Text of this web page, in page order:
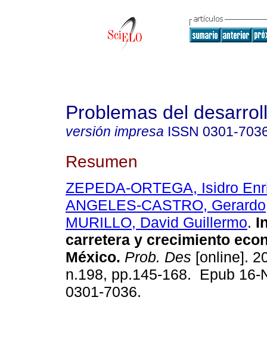
Problemas del
versión impresa ISSN 0301-
Resumen
ZEPEDA-ORTEGA, Isidro
ANGELES-CASTRO, Gerardo
MURILLO, David Guillermo.
carretera y crecimiento
México. Prob. Des [online].
n.198, pp.145-168. Epub 16-
0301-7036.